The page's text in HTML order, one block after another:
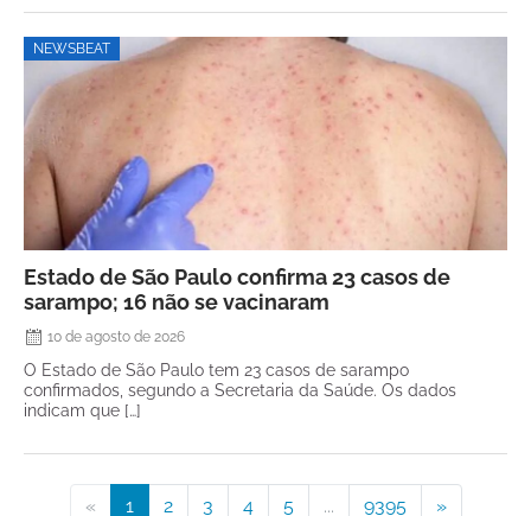
NEWSBEAT
Estado de São Paulo confirma 23 casos de
sarampo; 16 não se vacinaram
10 de agosto de 2026
O Estado de São Paulo tem 23 casos de sarampo
confirmados, segundo a Secretaria da Saúde. Os dados
indicam que […]
« 1 2 3 4 5 ... 9395 »